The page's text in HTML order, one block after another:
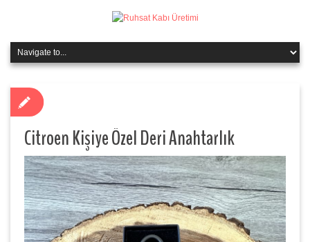
Citroen Kişiye Özel Deri Anahtarlık